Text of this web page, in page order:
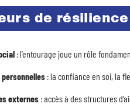
de résilience
: l’entourage joue un rôle
: la confiance en soi, la
externes : accès à des structures